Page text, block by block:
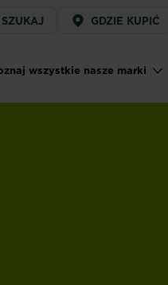
SZUKAJ GDZIE KUPIĆ
wszystkie nasze marki